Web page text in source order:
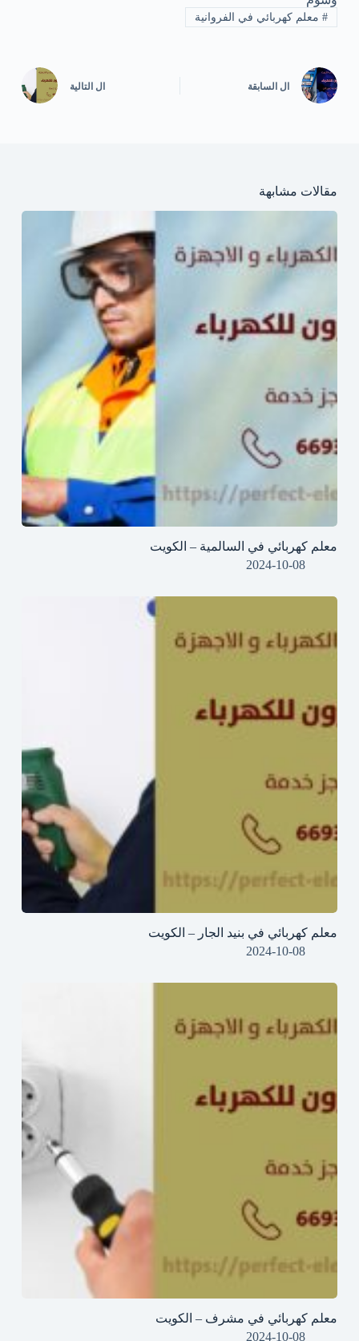
#معلم كهربائي في الفروانية
ال السابقة ال التالية
مقالات مشابهة
معلم كهربائي في السالمية – الكويت
2024-10-08
معلم كهربائي في بنيد الجار – الكويت
2024-10-08
معلم كهربائي في مشرف – الكويت
2024-10-08